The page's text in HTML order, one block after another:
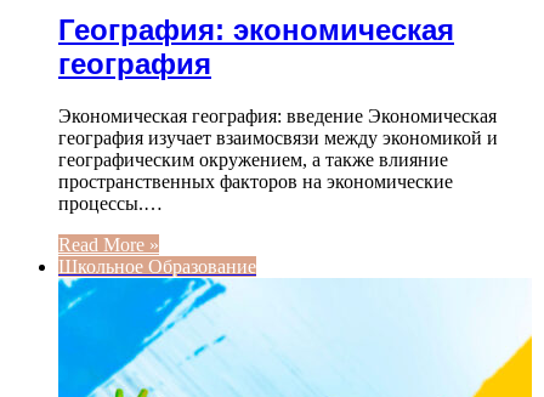
География: экономическая
география
Экономическая география: введение Экономическая
география изучает взаимосвязи между экономикой и
географическим окружением, а также влияние
пространственных факторов на экономические
процессы.…
Read More »
Школьное Образование